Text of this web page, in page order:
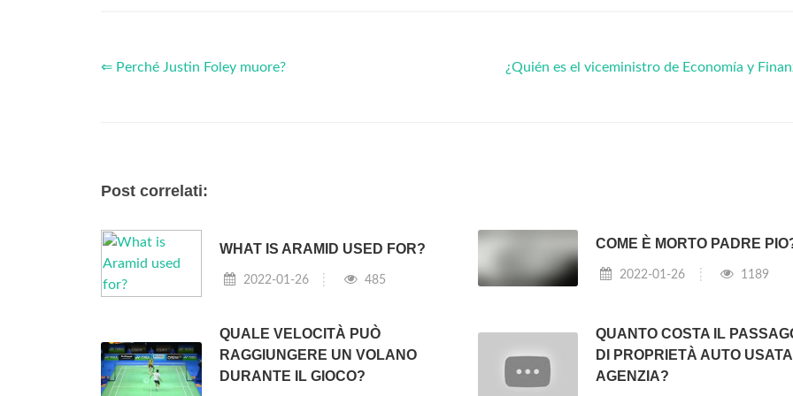
⇐ Perché Justin Foley muore? ¿Quién es el viceministro de Economía y
Post correlati:
WHAT IS ARAMID USED FOR?
2022-01-26 485
COME È MORTO PADRE
2022-01-26 1189
QUALE VELOCITÀ PUÒ
RAGGIUNGERE UN VOLANO
DURANTE IL GIOCO?
QUANTO COSTA IL
DI PROPRIETÀ AUTO USATA
AGENZIA?